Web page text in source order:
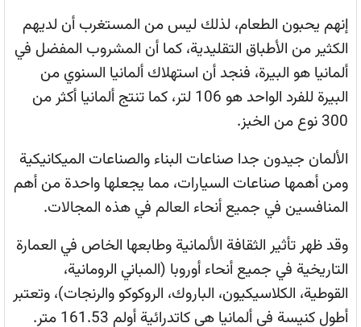
إنهم يحبون الطعام، لذلك ليس من المستغرب أن لديهم
الكثير من الأطباق التقليدية، كما أن المشروب المفضل في
ألمانيا هو البيرة، فنجد أن استهلاك ألمانيا السنوي من
البيرة للفرد الواحد هو 106 لتر، كما تنتج ألمانيا أكثر من
300 نوع من الخبز.
الألمان جيدون جدا صناعات البناء والصناعات الميكانيكية
ومن أهمها صناعات السيارات، مما يجعلها واحدة من أهم
المنافسين في جميع أنحاء العالم في هذه المجالات.
وقد ظهر تأثير الثقافة الألمانية وطابعها الخاص في العمارة
التاريخية في جميع أنحاء أوروبا (المباني الرومانية،
القوطية، الكلاسيكيون، الباروك، الروكوكو والرنجات)، وتعتبر
أطول كنيسة في ألمانيا هي كاتدرائية أولم 161.53 متر.